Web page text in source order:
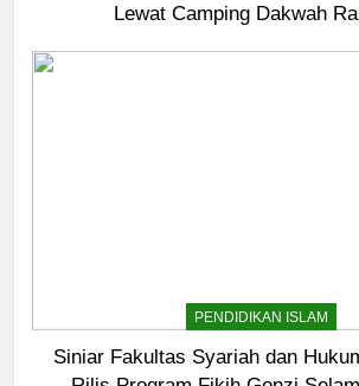
Lewat Camping Dakwah
PENDIDIKAN ISLAM
Siniar Fakultas Syariah dan
6
Ngopi Bareng;